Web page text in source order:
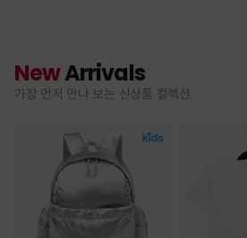
NewArrivals
가장 먼저 만나 보는 신상품 컬렉션